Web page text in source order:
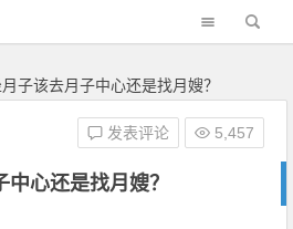
子该去月子中心还是找月嫂？
心还是找月嫂？
发表评论 5,457